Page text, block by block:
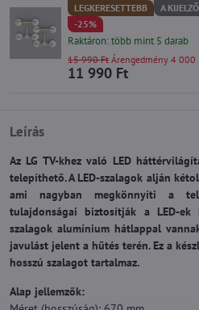
Leírás
Az LG TV-khez való LED
telepíthető. A LED-szalagok alján
ami nagyban megkönnyíti a
tulajdonságai biztosítják a LED-ek
szalagok alumínium hátlappal
javulást jelent a hűtés terén. Ez a
hosszú szalagot tartalmaz.
Alap jellemzők:
LEGKERESETTEBB
A
-25%
Raktáron: több mint 5 darab
11 990 Ft
15 990 Ft Árengedmény 4 000